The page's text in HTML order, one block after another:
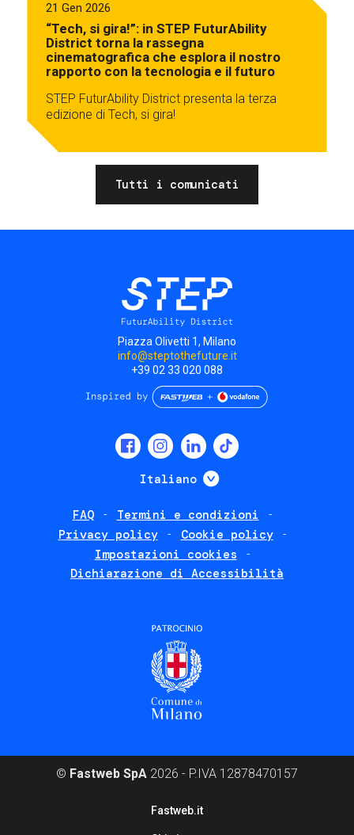
21 Gen 2026
“Tech, si gira!”: in STEP FuturAbility
District torna la rassegna
cinematografica che esplora il nostro
rapporto con la tecnologia e il futuro
STEP FuturAbility District presenta la terza
edizione di Tech, si gira!
Tutti i comunicati
Piazza Olivetti 1, Milano
info@steptothefuture.it
+39 02 33 020 088
Italiano Mostra ulteriori
FAQ
Termini e condizioni
Privacy policy
Cookie policy
Impostazioni cookies
Dichiarazione di Accessibilità
© Fastweb SpA 2026 - P.IVA 12878470157
Fastweb.it